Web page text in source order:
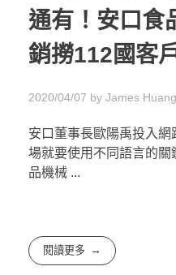
通有！安口食
銷撈112國客
2020/04/07 by James Huang
安口董事長歐陽禹投入
場就要使用不同語言的
品機械 ...
閱讀更多